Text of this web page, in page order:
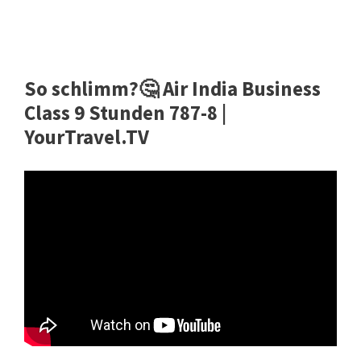
So schlimm?🤔 Air India Business
Class 9 Stunden 787-8 |
YourTravel.TV